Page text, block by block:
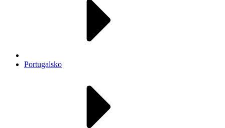
Portugalsko